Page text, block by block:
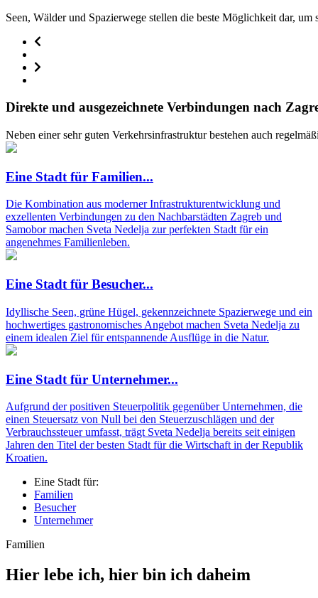
Seen, Wälder und Spazierwege stellen die beste Möglichkeit dar,
Direkte und ausgezeichnete Verbindungen nach
Neben einer sehr guten Verkehrsinfrastruktur bestehen auch
Eine Stadt für Familien...
Die Kombination aus moderner Infrastrukturentwicklung und
exzellenten Verbindungen zu den Nachbarstädten Zagreb und
Samobor machen Sveta Nedelja zur perfekten Stadt für ein
angenehmes Familienleben.
Eine Stadt für Besucher...
Idyllische Seen, grüne Hügel, gekennzeichnete Spazierwege und ein
hochwertiges gastronomisches Angebot machen Sveta Nedelja zu
einem idealen Ziel für entspannende Ausflüge in die Natur.
Eine Stadt für Unternehmer...
Aufgrund der positiven Steuerpolitik gegenüber Unternehmen, die
einen Steuersatz von Null bei den Steuerzuschlägen und der
Verbrauchssteuer umfasst, trägt Sveta Nedelja bereits seit einigen
Jahren den Titel der besten Stadt für die Wirtschaft in der Republik
Kroatien.
Eine Stadt für:
Familien
Besucher
Unternehmer
Familien
Hier lebe ich, hier bin ich daheim